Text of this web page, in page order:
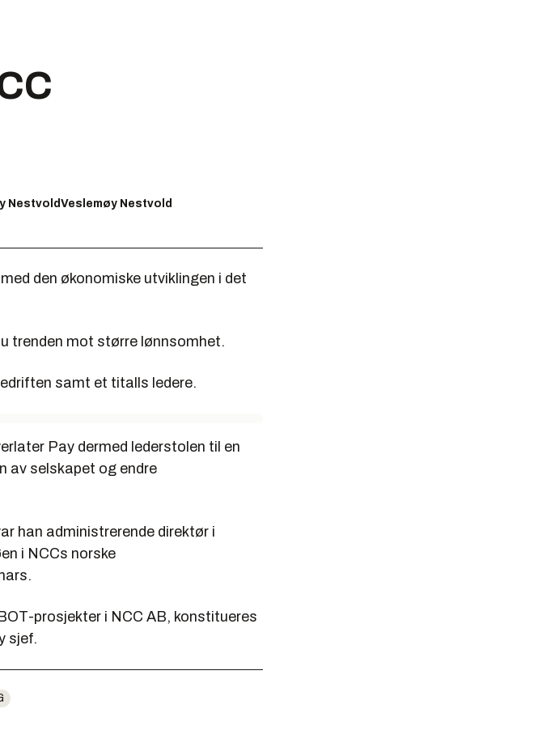
NestvoldVeslemøy Nestvold
den økonomiske utviklingen i det
trenden mot større lønnsomhet.
samt et titalls ledere.
Pay dermed lederstolen til en
av selskapet og endre
han administrerende direktør i
i NCCs norske
prosjekter i NCC AB, konstitueres
sjef.